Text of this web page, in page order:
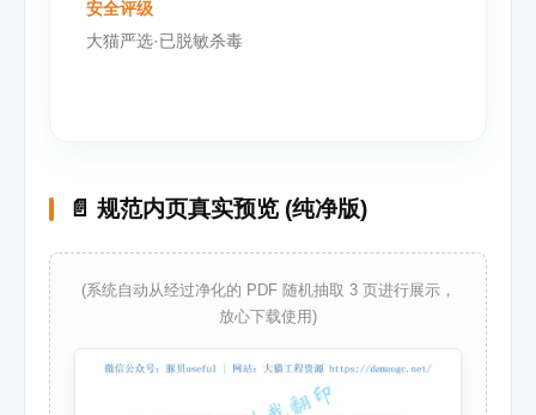
安全评级
大猫严选·已脱敏杀毒
📄 规范内页真实预览 (纯净版)
(系统自动从经过净化的 PDF 随机抽取 3 页进行展示，
放心下载使用)